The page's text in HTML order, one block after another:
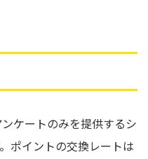
ケートのみを提供するシ
ポイントの交換レートは